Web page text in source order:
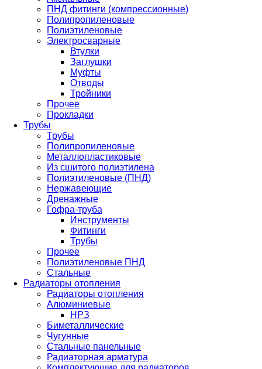
ПНД фитинги (компрессионные)
Полипропиленовые
Полиэтиленовые
Электросварные
Втулки
Заглушки
Муфты
Отводы
Тройники
Прочее
Прокладки
Трубы
Трубы
Полипропиленовые
Металлопластиковые
Из сшитого полиэтилена
Полиэтиленовые (ПНД)
Нержавеющие
Дренажные
Гофра-труба
Инструменты
Фитинги
Трубы
Прочее
Полиэтиленовые ПНД
Стальные
Радиаторы отопления
Радиаторы отопления
Алюминиевые
НРЗ
Биметаллические
Чугунные
Стальные панельные
Радиаторная арматура